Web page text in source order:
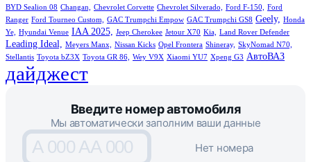
BYD Sealion 08 Changan, Chevrolet Corvette Chevrolet Silverado, Ford F-150,
Ford
Ranger Ford Tourneo Custom, GAC Trumpchi Empow GAC Trumpchi GS8 Geely,
Honda
Ye,
Hyundai Venue IAA 2025, Jeep Cherokee Jetour X70 Kia, Land Rover Defender
Leading Ideal, Meyers Manx, Nissan Kicks Opel Frontera Shineray, SkyNomad N70,
Stellantis Toyota bZ3X Toyota GR 86, Wey V9X Xiaomi YU7 Xpeng G3 АвтоВАЗ
дайджест
Введите номер автомобиля
Мы автоматически заполним ваши данные
A 000 AA 000 Нет номера